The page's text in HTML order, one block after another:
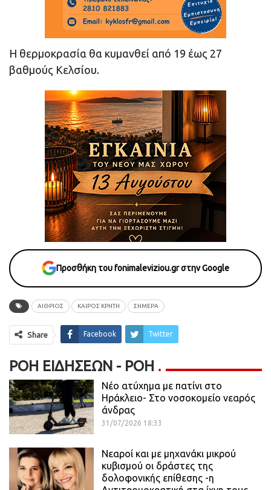
Η θερμοκρασία θα κυμανθεί από 19 έως 27
βαθμούς Κελσίου.
Προσθήκη του fonimaleviziou.gr στην Google
ΑΙΘΡΙΟΣ ΚΑΙΡΟΣ ΚΡΗΤΗ ΣΗΜΕΡΆ
Share Facebook Twitter
ΡΟΉ ΕΙΔΉΣΕΩΝ - ΡΟΗ
Νέο ατύχημα με πατίνι στο
Ηράκλειο- Στο νοσοκομείο νεαρός
άνδρας
31/07/2026 18:33
Νεαροί και με μηχανάκι μικρού
κυβισμού οι δράστες της
δολοφονικής επίθεσης -η